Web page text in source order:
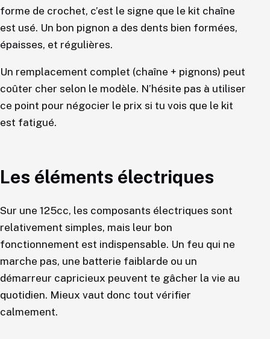
forme de crochet, c’est le signe que le kit chaîne
est usé. Un bon pignon a des dents bien formées,
épaisses, et régulières.
Un remplacement complet (chaîne + pignons) peut
coûter cher selon le modèle. N’hésite pas à utiliser
ce point pour négocier le prix si tu vois que le kit
est fatigué.
Les éléments électriques
Sur une 125cc, les composants électriques sont
relativement simples, mais leur bon
fonctionnement est indispensable. Un feu qui ne
marche pas, une batterie faiblarde ou un
démarreur capricieux peuvent te gâcher la vie au
quotidien. Mieux vaut donc tout vérifier
calmement.